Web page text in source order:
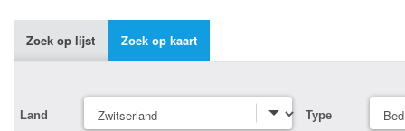
Zoek op lijst Zoek op kaart
Land Type